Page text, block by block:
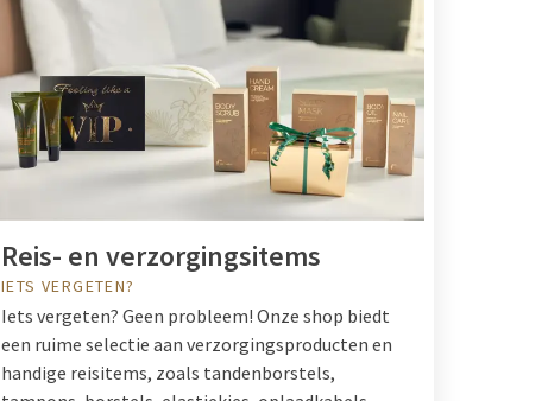
Reis- en verzorgingsitems
IETS VERGETEN?
Iets vergeten? Geen probleem! Onze shop biedt
een ruime selectie aan verzorgingsproducten en
handige reisitems, zoals tandenborstels,